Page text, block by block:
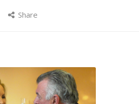
Share